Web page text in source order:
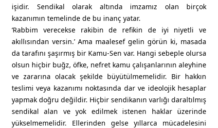
işidir. Sendikal olarak altında imzamız olan birçok
kazanımın temelinde de bu inanç yatar.
‘Rabbim verecekse rakibin de refikin de iyi niyetli ve
akıllısından versin.’ Ama maalesef gelin görün ki, masada
da tarafını şaşırmış bir Kamu-Sen var. Hangi sebeple olursa
olsun hiçbir buğz, öfke, nefret kamu çalışanlarının aleyhine
ve zararına olacak şekilde büyütülmemelidir. Bir hakkın
teslimi veya kazanımı noktasında dar ve ideolojik hesaplar
yapmak doğru değildir. Hiçbir sendikanın varlığı daraltılmış
sendikal alan ve yok edilmek istenen haklar üzerinde
yükselmemelidir. Ellerinden gelse yıllarca mücadelesini